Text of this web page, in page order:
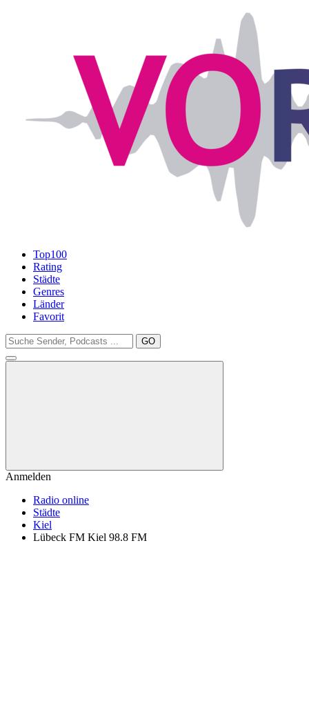
Top100
Rating
Städte
Genres
Länder
Favorit
GO
Anmelden
Radio online
Städte
Kiel
Lübeck FM Kiel 98.8 FM